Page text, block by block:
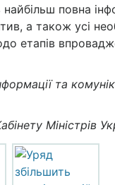
найбільш повна
а також усі
етапів
та
Міністрів